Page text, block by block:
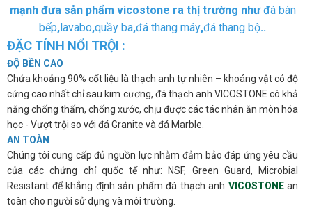
mạnh đưa sản phẩm vicostone ra thị trường nhưđá bàn
bếp,lavabo,quầy ba,đá thang máy,đá thang bộ..
ĐẶC TÍNH NỔI TRỘI :
ĐỘ BỀN CAO
Chứa khoảng 90% cốt liệu là thạch anh tự nhiên – khoáng vật có độ
cứng cao nhất chỉ sau kim cương, đá thạch anh VICOSTONE có khả
năng chống thấm, chống xước, chịu được các tác nhân ăn mòn hóa
học - Vượt trội so với đá Granite và đá Marble.
AN TOÀN
Chúng tôi cung cấp đủ nguồn lực nhằm đảm bảo đáp ứng yêu cầu
của các chứng chỉ quốc tế như: NSF, Green Guard, Microbial
Resistant để khẳng định sản phẩm đá thạch anh VICOSTONE an
toàn cho người sử dụng và môi trường.